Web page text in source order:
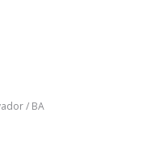
/ BA